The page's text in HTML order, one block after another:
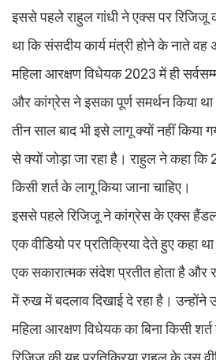
इससे पहले राहुल गांधी ने एक्स पर रिजिजू
था कि संसदीय कार्य मंत्री होने के नाते
महिला आरक्षण विधेयक 2023 में ही
और कांग्रेस ने इसका पूर्ण समर्थन किया
तीन साल बाद भी इसे लागू क्यों नहीं किया
से क्यों जोड़ा जा रहा है। राहुल ने कहा
किसी शर्त के लागू किया जाना चाहिए।
इससे पहले रिजिजू ने कांग्रेस के एक्स हैंडल
एक वीडियो पर प्रतिक्रिया देते हुए कहा
एक सकारात्मक संदेश प्रतीत होता है
में रुख में बदलाव दिखाई दे रहा है। उन्होंने
महिला आरक्षण विधेयक का बिना किसी